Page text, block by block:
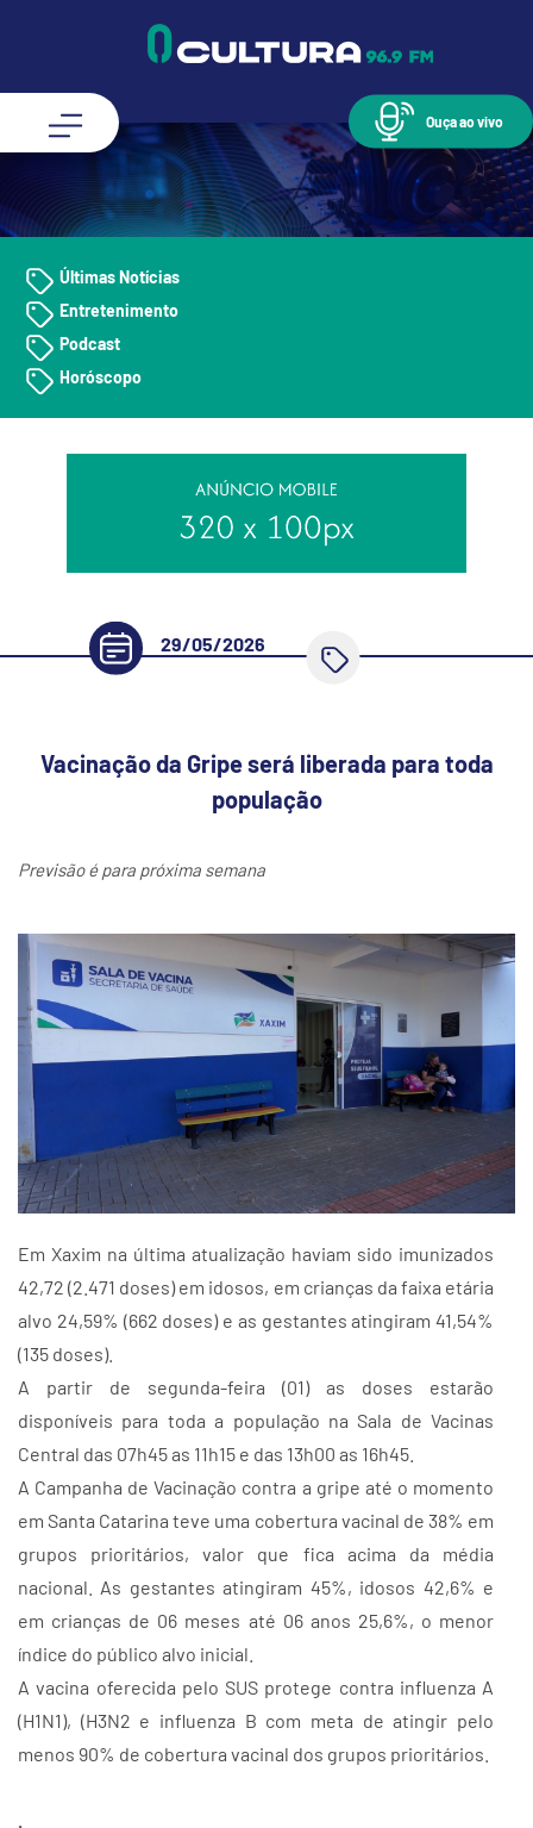
Ouça ao vivo
Últimas Notícias
Entretenimento
Podcast
Horóscopo
29/05/2026
Vacinação da Gripe será liberada para toda
população
Previsão é para próxima semana
Em Xaxim na última atualização haviam sido imunizados
42,72 (2.471 doses) em idosos, em crianças da faixa etária
alvo 24,59% (662 doses) e as gestantes atingiram 41,54%
(135 doses).
A partir de segunda-feira (01) as doses estarão
disponíveis para toda a população na Sala de Vacinas
Central das 07h45 as 11h15 e das 13h00 as 16h45.
A Campanha de Vacinação contra a gripe até o momento
em Santa Catarina teve uma cobertura vacinal de 38% em
grupos prioritários, valor que fica acima da média
nacional. As gestantes atingiram 45%, idosos 42,6% e
em crianças de 06 meses até 06 anos 25,6%, o menor
índice do público alvo inicial.
A vacina oferecida pelo SUS protege contra influenza A
(H1N1), (H3N2 e influenza B com meta de atingir pelo
menos 90% de cobertura vacinal dos grupos prioritários.
.